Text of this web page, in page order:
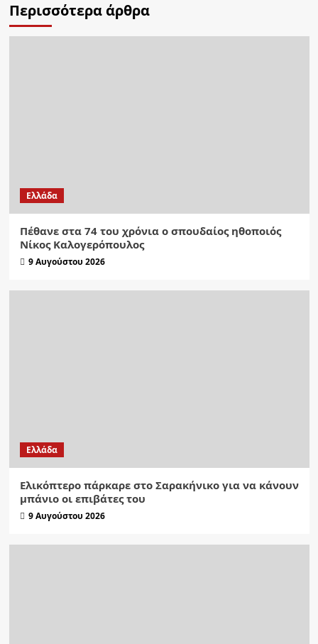
Περισσότερα άρθρα
Ελλάδα
Πέθανε στα 74 του χρόνια ο σπουδαίος ηθοποιός
Νίκος Καλογερόπουλος
9 Αυγούστου 2026
Ελλάδα
Ελικόπτερο πάρκαρε στο Σαρακήνικο για να κάνουν
μπάνιο οι επιβάτες του
9 Αυγούστου 2026